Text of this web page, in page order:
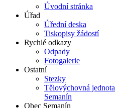
Úvodní stránka
Úřad
Úřední deska
Tiskopisy žádostí
Rychlé odkazy
Odpady
Fotogalerie
Ostatní
Stezky
Tělovýchovná jednota
Semanín
Obec Semanín